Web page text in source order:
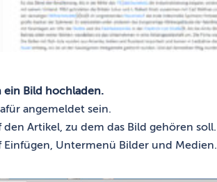
ein Bild hochladen.
angemeldet sein.
den Artikel, zu dem das Bild gehören soll.
Einfügen, Untermenü Bilder und Medien.